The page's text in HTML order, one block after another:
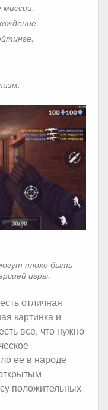
плохо быть
игры.
отличная
картинка и
все, что нужно
ее в народе
положительных